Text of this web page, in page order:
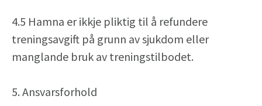
4.5 Hamna er ikkje pliktig til å refundere
treningsavgift på grunn av sjukdom eller
manglande bruk av treningstilbodet.
5. Ansvarsforhold